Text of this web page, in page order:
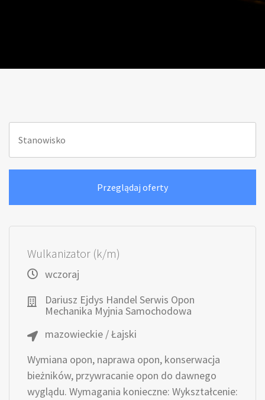
Wulkanizator (k/m)
wczoraj
Dariusz Ejdys Handel Serwis Opon
Mechanika Myjnia Samochodowa
mazowieckie / Łajski
Wymiana opon, naprawa opon, konserwacja
bieżników, przywracanie opon do dawnego
wyglądu. Wymagania konieczne: Wykształcenie: